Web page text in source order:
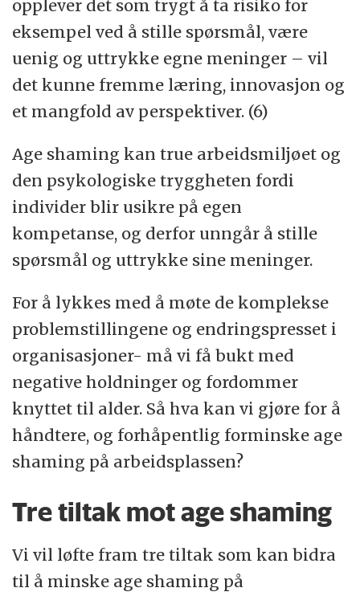
opplever det som trygt å ta risiko for
eksempel ved å stille spørsmål, være
uenig og uttrykke egne meninger – vil
det kunne fremme læring, innovasjon og
et mangfold av perspektiver. (6)
Age shaming kan true arbeidsmiljøet og
den psykologiske tryggheten fordi
individer blir usikre på egen
kompetanse, og derfor unngår å stille
spørsmål og uttrykke sine meninger.
For å lykkes med å møte de komplekse
problemstillingene og endringspresset i
organisasjoner- må vi få bukt med
negative holdninger og fordommer
knyttet til alder. Så hva kan vi gjøre for å
håndtere, og forhåpentlig forminske age
shaming på arbeidsplassen?
Tre tiltak mot age shaming
Vi vil løfte fram tre tiltak som kan bidra
til å minske age shaming på